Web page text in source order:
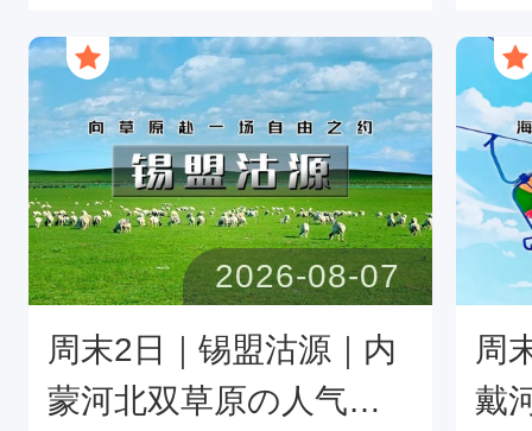
周末2日｜锡盟沽源｜内
蒙河北双草原の人气打
2026-08-07
周
戴